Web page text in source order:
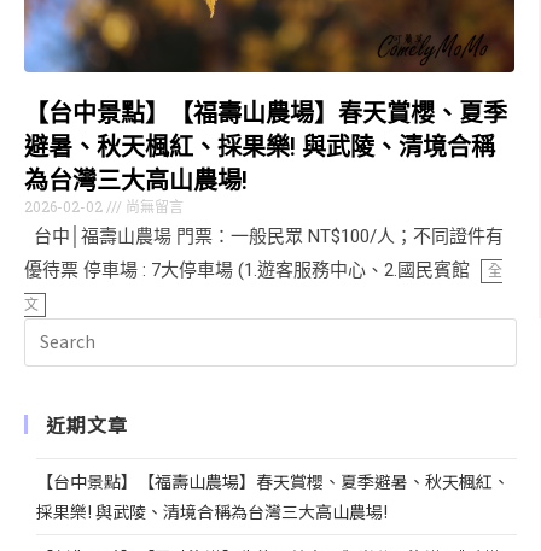
【台中景點】【福壽山農場】春天賞櫻、夏季
避暑、秋天楓紅、採果樂! 與武陵、清境合稱
為台灣三大高山農場!
2026-02-02 尚無留言
台中│福壽山農場 門票：一般民眾 NT$100/人；不同證件有
優待票 停車場 : 7大停車場 (1.遊客服務中心、2.國民賓館
全
文
近期文章
【台中景點】【福壽山農場】春天賞櫻、夏季避暑、秋天楓紅、
採果樂! 與武陵、清境合稱為台灣三大高山農場!